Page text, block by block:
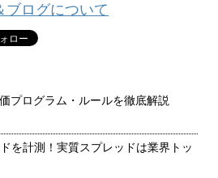
ブログについて
プログラム・ルールを徹底解説
を計測！実質スプレッドは業界トッ